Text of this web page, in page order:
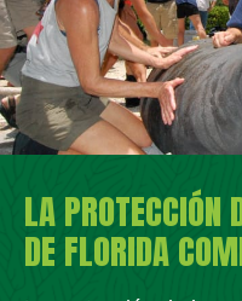
LA PROTECCIÓN
DE FLORIDA